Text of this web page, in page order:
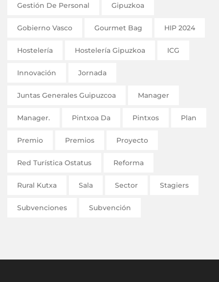
Gestión De Personal Gipuzkoa
Gobierno Vasco Gourmet Bag HIP 2024
Hostelería Hostelería Gipuzkoa ICG
Innovación Jornada
Juntas Generales Guipuzcoa Manager
Manager. Pintxoa Da Pintxos Plan
Premio Premios Proyecto
Red Turística Ostatus Reforma
Rural Kutxa Sala Sector Stagiers
Subvenciones Subvención